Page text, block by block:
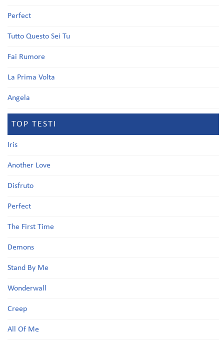
Perfect
Tutto Questo Sei Tu
Fai Rumore
La Prima Volta
Angela
TOP TESTI
Iris
Another Love
Disfruto
Perfect
The First Time
Demons
Stand By Me
Wonderwall
Creep
All Of Me